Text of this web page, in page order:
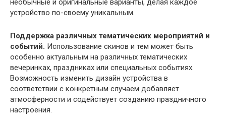
устройство по-своему уникальным.
Поддержка различных тематических мероприятий и
событий. Использование скинов и тем может быть
особенно актуальным на различных тематических
вечеринках, праздниках или специальных событиях.
Возможность изменить дизайн устройства в
соответствии с конкретным случаем добавляет
атмосферности и содействует созданию праздничного
настроения.